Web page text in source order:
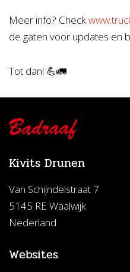
Meer info? Check
de gaten voor updates en
Tot dan! 💪🚛
Kivits Drunen
Van Schijndelstraat 7
5145 RE Waalwijk
Nederland
Websites